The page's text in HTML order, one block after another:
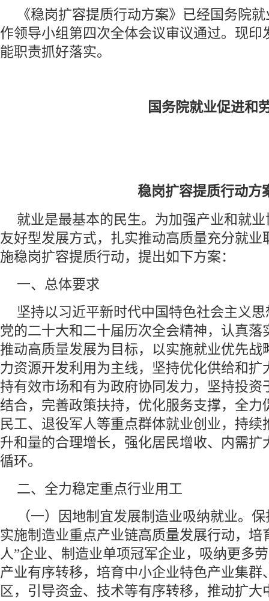
《稳岗扩容提质行动方案》已经国务院
作领导小组第四次全体会议审议通过。现印
能职责抓好落实。
国务院就业促进和
稳岗扩容提质行动方
就业是最基本的民生。为加强产业和就
友好型发展方式，扎实推动高质量充分就业
施稳岗扩容提质行动，提出如下方案：
一、总体要求
坚持以习近平新时代中国特色社会主义
党的二十大和二十届历次全会精神，认真落
推动高质量发展为目标，以实施就业优先战
力资源开发利用为主线，坚持优化供给和扩
持有效市场和有为政府协同发力，坚持投资
结合，完善政策扶持，优化服务支撑，全力
民工、退役军人等重点群体就业创业，持续
升和量的合理增长，强化居民增收、内需扩
循环。
二、全力稳定重点行业用工
（一）因地制宜发展制造业吸纳就业。
实施制造业重点产业链高质量发展行动，培
人”企业、制造业单项冠军企业，吸纳更多
产业有序转移，培育中小企业特色产业集群
区，引导资金、技术等有序转移，推动扩大